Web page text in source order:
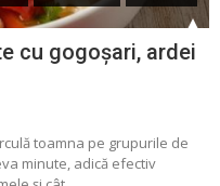
cu gogoșari, ardei
toamna pe grupurile de
minute, adică efectiv